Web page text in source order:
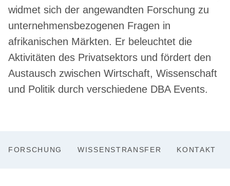
widmet sich der angewandten Forschung zu
unternehmensbezogenen Fragen in
afrikanischen Märkten. Er beleuchtet die
Aktivitäten des Privatsektors und fördert den
Austausch zwischen Wirtschaft, Wissenschaft
und Politik durch verschiedene DBA Events.
FORSCHUNG WISSENSTRANSFER KONTAKT